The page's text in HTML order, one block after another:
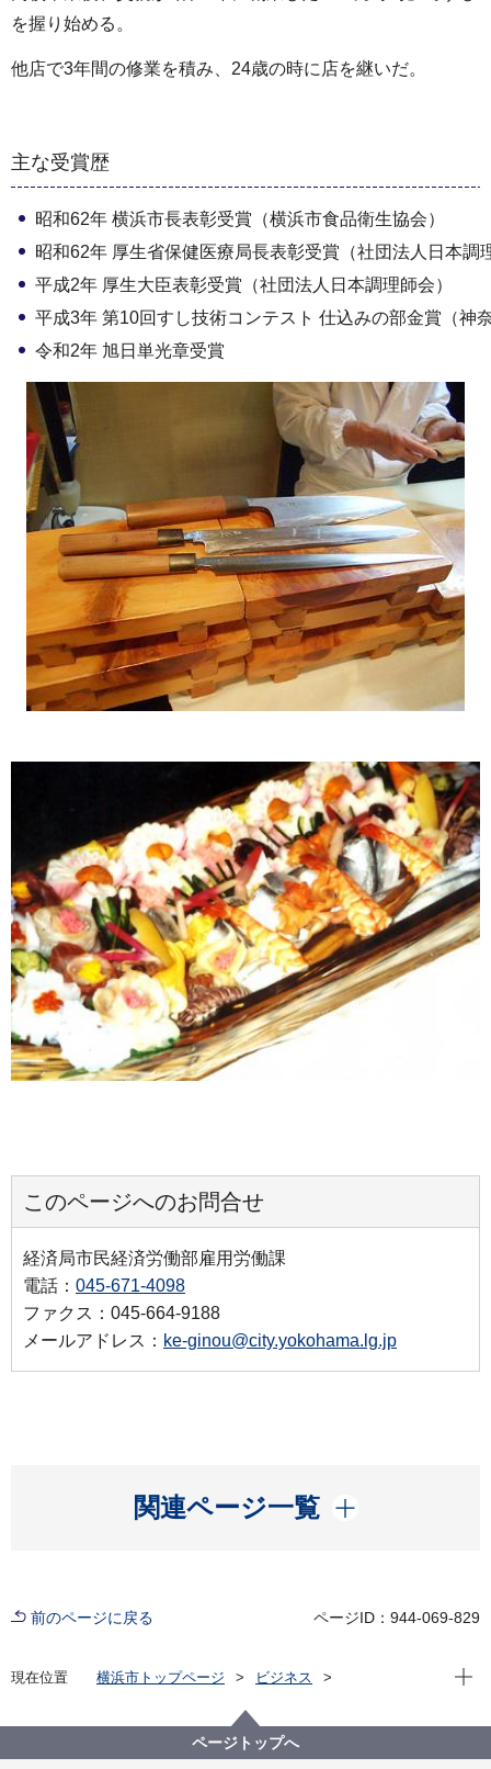
を握り始める。
他店で3年間の修業を積み、24歳の時に店を継いだ。
主な受賞歴
昭和62年 横浜市長表彰受賞（横浜市食品衛生協会）
昭和62年 厚生省保健医療局長表彰受賞（社団法人日本調
平成2年 厚生大臣表彰受賞（社団法人日本調理師会）
平成3年 第10回すし技術コンテスト 仕込みの部金賞（神
令和2年 旭日単光章受賞
このページへのお問合せ
経済局市民経済労働部雇用労働課
電話： 045-671-4098
ファクス：045-664-9188
メールアドレス： ke-ginou@city.yokohama.lg.jp
関連ページ一覧
開く
前のページに戻る ページID：944-069-829
現在位置 横浜市トップページ
ビジネス
中丸 正通（調理師（寿司料理））
現在
ページトップへ